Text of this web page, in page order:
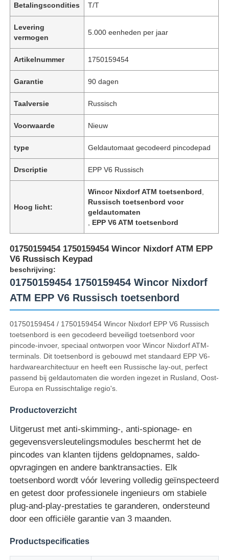
Thuis
Betalingscondities T/T
Levering
vermogen
5.000 eenheden per jaar
Artikelnummer 1750159454
Garantie 90 dagen
Taalversie Russisch
Voorwaarde Nieuw
type Geldautomaat gecodeerd pincodepad
Drscriptie EPP V6 Russisch
Hoog licht:
Wincor Nixdorf ATM toetsenbord
Russisch toetsenbord voor
geldautomaten
EPP V6 ATM toetsenbord
01750159454 1750159454 Wincor Nixdorf ATM EPP
V6 Russisch Keypad
beschrijving:
01750159454 1750159454 Wincor Nixdorf
ATM EPP V6 Russisch toetsenbord
01750159454 / 1750159454 Wincor Nixdorf EPP V6 Russisch
toetsenbord is een gecodeerd beveiligd toetsenbord voor
pincode-invoer, speciaal ontworpen voor Wincor Nixdorf ATM-
terminals. Dit toetsenbord is gebouwd met standaard EPP V6-
hardwarearchitectuur en heeft een Russische lay-out, perfect
passend bij geldautomaten die worden ingezet in Rusland, Oost-
Europa en Russischtalige regio's.
Productoverzicht
Uitgerust met anti-skimming-, anti-spionage- en
gegevensversleutelingsmodules beschermt het de
pincodes van klanten tijdens geldopnames, saldo-
opvragingen en andere banktransacties. Elk
toetsenbord wordt vóór levering volledig geïnspecteerd
en getest door professionele ingenieurs om stabiele
plug-and-play-prestaties te garanderen, ondersteund
door een officiële garantie van 3 maanden.
Productspecificaties